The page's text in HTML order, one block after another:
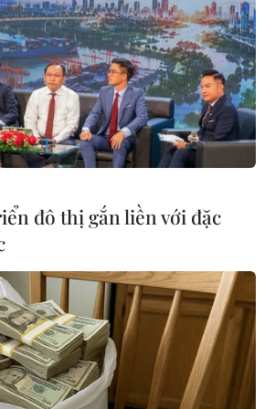
sẻ kinh nghiệm chuyên môn. (Ảnh:
PV/Vietnam+)
ông Nicolai Prytz cho biết
hào là đối tác đáng tin cậy
giai đoạn hợp tác mới này,
đô thị gắn liền với đặc